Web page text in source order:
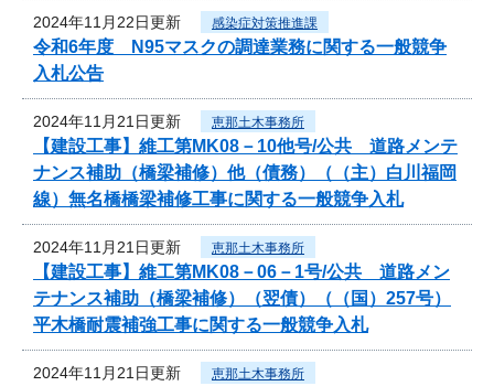
2024年11月22日更新 感染症対策推進課
令和6年度 N95マスクの調達業務に関する一般競争
入札公告
2024年11月21日更新 恵那土木事務所
【建設工事】維工第MK08－10他号/公共 道路メンテ
ナンス補助（橋梁補修）他（債務）（（主）白川福岡
線）無名橋橋梁補修工事に関する一般競争入札
2024年11月21日更新 恵那土木事務所
【建設工事】維工第MK08－06－1号/公共 道路メン
テナンス補助（橋梁補修）（翌債）（（国）257号）
平木橋耐震補強工事に関する一般競争入札
2024年11月21日更新 恵那土木事務所